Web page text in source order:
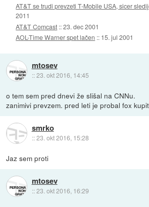
AT&T se trudi prevzeti T-Mobile USA, sicer
2011
AT&T Comcast ::23. dec 2001
AOL-Time Warner spet lačen :: 15. jul 2001
mtosev
::23. okt 2016, 14:45
o tem sem pred dnevi že slišal na CNNu.
zanimivi prevzem. pred leti je probal fox
smrko
::23. okt 2016, 15:28
Jaz sem proti
mtosev
::23. okt 2016, 16:29